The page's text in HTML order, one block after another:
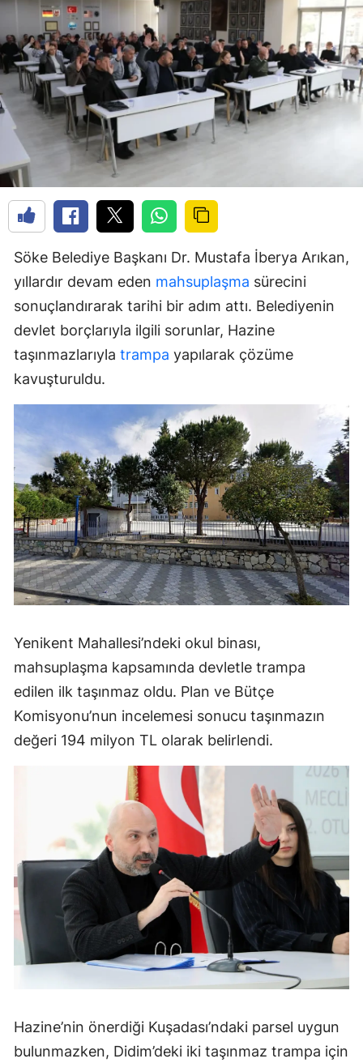
Söke Belediye Başkanı Dr. Mustafa İberya Arıkan,
yıllardır devam eden mahsuplaşma sürecini
sonuçlandırarak tarihi bir adım attı. Belediyenin
devlet borçlarıyla ilgili sorunlar, Hazine
taşınmazlarıyla trampa yapılarak çözüme
kavuşturuldu.
Yenikent Mahallesi’ndeki okul binası,
mahsuplaşma kapsamında devletle trampa
edilen ilk taşınmaz oldu. Plan ve Bütçe
Komisyonu’nun incelemesi sonucu taşınmazın
değeri 194 milyon TL olarak belirlendi.
Hazine’nin önerdiği Kuşadası’ndaki parsel uygun
bulunmazken, Didim’deki iki taşınmaz trampa için